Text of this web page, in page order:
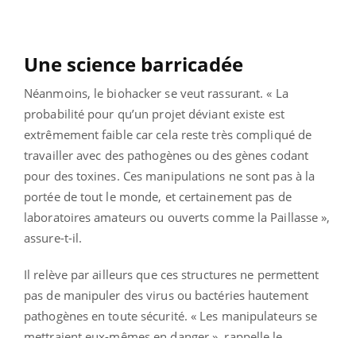
Une science barricadée
Néanmoins, le biohacker se veut rassurant. « La
probabilité pour qu’un projet déviant existe est
extrêmement faible car cela reste très compliqué de
travailler avec des pathogènes ou des gènes codant
pour des toxines. Ces manipulations ne sont pas à la
portée de tout le monde, et certainement pas de
laboratoires amateurs ou ouverts comme la Paillasse »,
assure-t-il.
Il relève par ailleurs que ces structures ne permettent
pas de manipuler des virus ou bactéries hautement
pathogènes en toute sécurité. « Les manipulateurs se